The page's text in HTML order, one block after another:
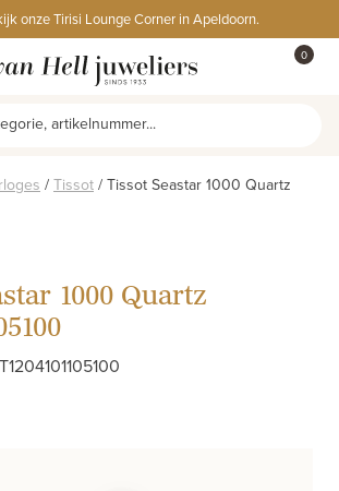
onze Tirisi Lounge Corner in Apeldoorn.
0
artikelnummer...
/ Tissot / Tissot Seastar 1000 Quartz
1000 Quartz